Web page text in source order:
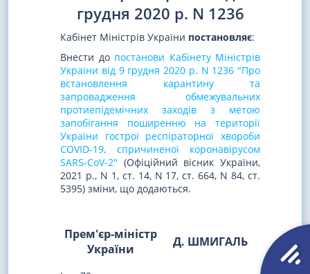
грудня 2020 р. N 1236
Кабінет Міністрів України постановляє:
Внести до постанови Кабінету Міністрів
України від 9 грудня 2020 р. N 1236 "Про
встановлення карантину та
запровадження обмежувальних
протиепідемічних заходів з метою
запобігання поширенню на території
України гострої респіраторної хвороби
COVID-19, спричиненої коронавірусом
SARS-CoV-2" (Офіційний вісник України,
2021 р., N 1, ст. 14, N 17, ст. 664, N 84, ст.
5395) зміни, що додаються.
Прем'єр-міністр
України
Д. ШМИГАЛЬ